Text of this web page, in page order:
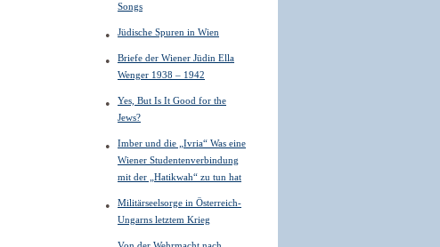
Songs
Jüdische Spuren in Wien
Briefe der Wiener Jüdin Ella
Wenger 1938 – 1942
Yes, But Is It Good for the
Jews?
Imber und die „Ivria“ Was eine
Wiener Studentenverbindung
mit der „Hatikwah“ zu tun hat
Militärseelsorge in Österreich-
Ungarns letztem Krieg